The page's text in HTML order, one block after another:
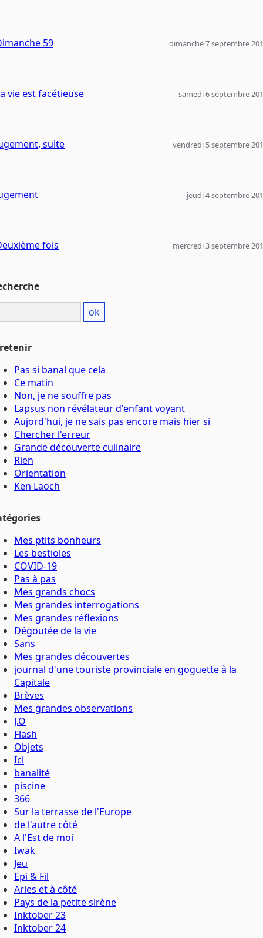
59 dimanche 7 septembre
vie est facétieuse samedi 6 septembre
suite vendredi 5 septembre
jeudi 4 septembre
fois mercredi 3 septembre
Pas si banal que cela
Ce matin
Non, je ne souffre pas
Lapsus non révélateur d'enfant voyant
Aujord'hui, je ne sais pas encore mais hier si
Chercher l'erreur
Grande découverte culinaire
Rien
Orientation
Ken Laoch
Mes ptits bonheurs
Les bestioles
COVID-19
Pas à pas
Mes grands chocs
Mes grandes interrogations
Mes grandes réflexions
Dégoutée de la vie
Sans
Mes grandes découvertes
journal d'une touriste provinciale en goguette à la
Capitale
Brèves
Mes grandes observations
J.O
Flash
Objets
Ici
banalité
piscine
366
Sur la terrasse de l'Europe
de l'autre côté
A l'Est de moi
Iwak
Jeu
Epi & Fil
Arles et à côté
Pays de la petite sirène
Inktober 23
Inktober 24